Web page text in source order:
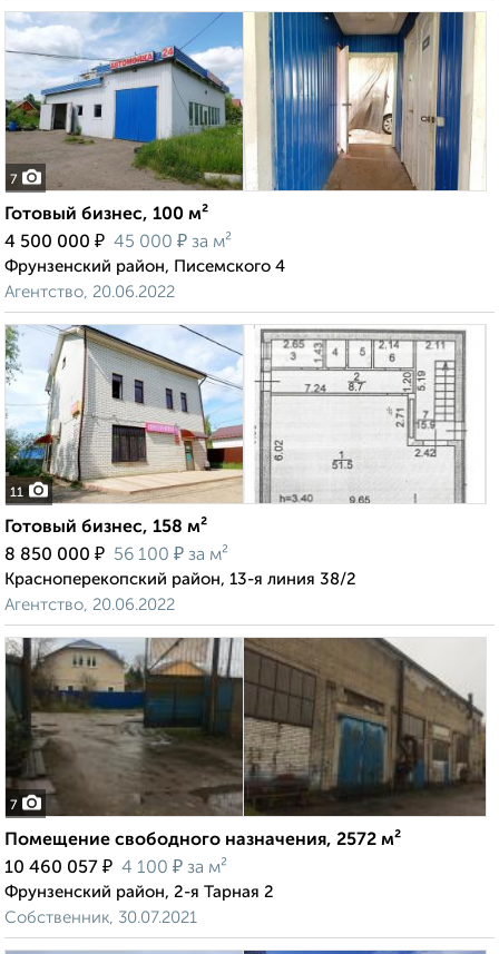
7
Готовый бизнес, 100 м²
4 500 000 ₽ 45 000 ₽ за м²
Фрунзенский район, Писемского 4
Агентство, 20.06.2022
11
Готовый бизнес, 158 м²
8 850 000 ₽ 56 100 ₽ за м²
Красноперекопский район, 13-я линия 38/2
Агентство, 20.06.2022
7
Помещение свободного назначения, 2572 м²
10 460 057 ₽ 4 100 ₽ за м²
Фрунзенский район, 2-я Тарная 2
Собственник, 30.07.2021